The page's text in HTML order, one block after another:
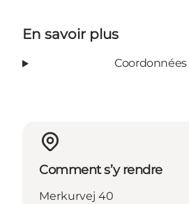
En savoir plus
Coordonnées
Comment s’y rendre
Merkurvej 40